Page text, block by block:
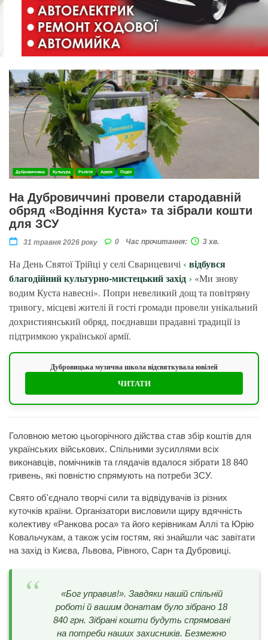
Дубровиччина Культура Релігія Армія Подія
На Дубровиччині провели стародавній
обряд «Водіння Куста» та зібрали кошти
для ЗСУ
31 травня 2026 року 0 Час прочитання: 3 хв.
На День Святої Трійці у селі Сварицевичі
відбувся
благодійний культурно-мистецький захід
«Ми знову
водим Куста навесні». Попри невеликий дощ та повітряну
тривогу, місцеві жителі й гості громади провели унікальний
дохристиянський обряд, поєднавши прадавні традиції із
підтримкою української армії.
Дубровицька музична школа відсвяткувала ювілей
ЧИТАТИ
Головною метою цьогорічного дійства став збір коштів для
українських військових. Спільними зусиллями всіх
виконавців, помічників та глядачів вдалося зібрати 18 840
гривень, які повністю спрямують на потреби ЗСУ.
Свято об'єднало творчі сили та відвідувачів із різних
куточків країни. Організатори висловили щиру вдячність
колективу «Ранкова роса» та його керівникам Аллі та Юрію
Ковальчукам, а також усім гостям, які знайшли час завітати
на захід із Києва, Львова, Рівного, Сарн та Дубровиці.
«Бог управив!». Завдяки нашій спільній
роботі й вашим донатам було зібрано 18
840 грн. Зібрані кошти будуть спрямовані
на потреби наших захисників. Безмежно